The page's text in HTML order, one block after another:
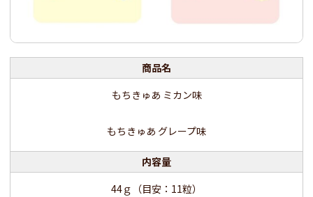
商品名
もちきゅあ ミカン味
もちきゅあ グレープ味
内容量
44ｇ（目安：11粒）